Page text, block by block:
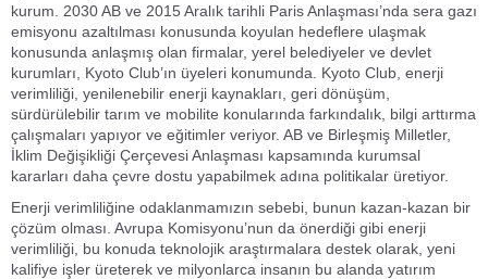
kurum. 2030 AB ve 2015 Aralık tarihli Paris Anlaşması’nda sera gazı
emisyonu azaltılması konusunda koyulan hedeflere ulaşmak
konusunda anlaşmış olan firmalar, yerel belediyeler ve devlet
kurumları, Kyoto Club’ın üyeleri konumunda. Kyoto Club, enerji
verimliliği, yenilenebilir enerji kaynakları, geri dönüşüm,
sürdürülebilir tarım ve mobilite konularında farkındalık, bilgi arttırma
çalışmaları yapıyor ve eğitimler veriyor. AB ve Birleşmiş Milletler,
İklim Değişikliği Çerçevesi Anlaşması kapsamında kurumsal
kararları daha çevre dostu yapabilmek adına politikalar üretiyor.
Enerji verimliliğine odaklanmamızın sebebi, bunun kazan-kazan bir
çözüm olması. Avrupa Komisyonu’nun da önerdiği gibi enerji
verimliliği, bu konuda teknolojik araştırmalara destek olarak, yeni
kalifiye işler üreterek ve milyonlarca insanın bu alanda yatırım